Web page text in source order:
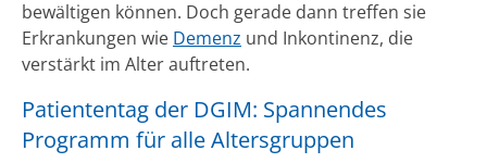
bewältigen können. Doch gerade dann treffen sie
Erkrankungen wie Demenz und Inkontinenz, die
verstärkt im Alter auftreten.
Patiententag der DGIM: Spannendes
Programm für alle Altersgruppen